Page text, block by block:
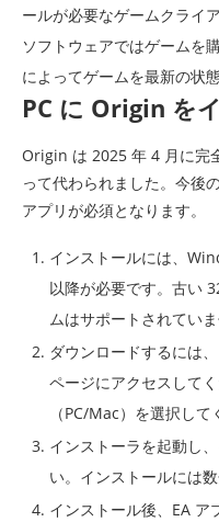
ールが必要なゲームクライ
ソフトウェアではゲームを
によってゲームを最新の状
PC に Origin を
Origin は 2025 年 4 月に完
って代わられました。今後
アプリが必須となります。
インストールには、
以降が必要です。古い
ムはサポートされていま
ダウンロードするには
ページにアクセスして
（PC/Mac）を選択して
インストーラを起動し
い。インストールには
インストール後、EA